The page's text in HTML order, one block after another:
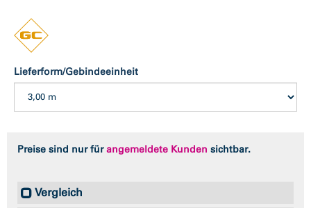
Lieferform/Gebindeeinheit
Preise sind nur fürangemeldete Kunden sichtbar.
Vergleich